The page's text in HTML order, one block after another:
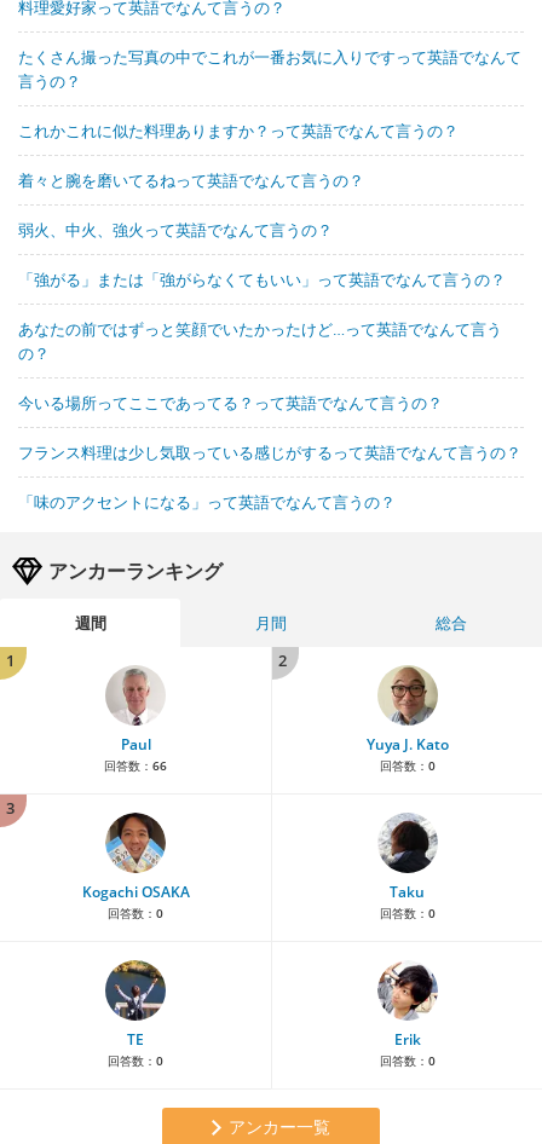
料理愛好家って英語でなんて言うの？
たくさん撮った写真の中でこれが一番お気に入りですって英語でなんて
言うの？
これかこれに似た料理ありますか？って英語でなんて言うの？
着々と腕を磨いてるねって英語でなんて言うの？
弱火、中火、強火って英語でなんて言うの？
「強がる」または「強がらなくてもいい」って英語でなんて言うの？
あなたの前ではずっと笑顔でいたかったけど…って英語でなんて言う
の？
今いる場所ってここであってる？って英語でなんて言うの？
フランス料理は少し気取っている感じがするって英語でなんて言うの？
「味のアクセントになる」って英語でなんて言うの？
アンカーランキング
週間 月間
総合
1
Paul
回答数： 66
2
Yuya J. Kato
回答数： 0
3
Kogachi OSAKA
回答数： 0
Taku
回答数： 0
TE
回答数： 0
Erik
回答数： 0
アンカー一覧